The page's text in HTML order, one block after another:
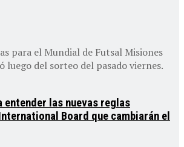
para el Mundial de Futsal Misiones
luego del sorteo del pasado viernes.
entender las nuevas reglas
Board que cambiarán el